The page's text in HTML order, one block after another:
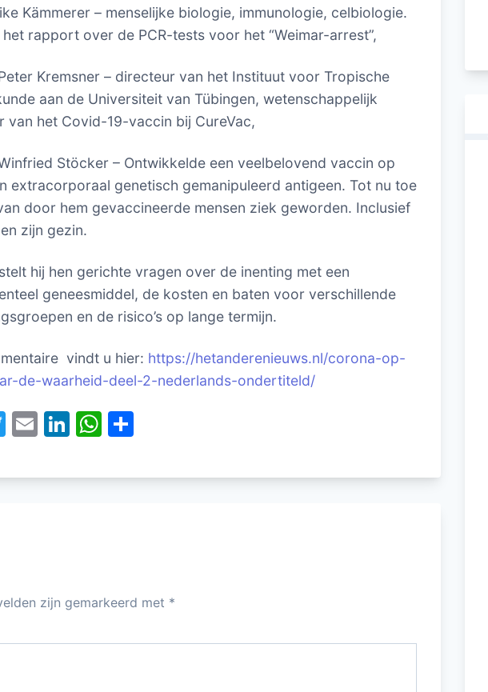
Kämmerer – menselijke biologie, immunologie, celbiologie.
rapport over de PCR-tests voor het “Weimar-arrest”,
Kremsner – directeur van het Instituut voor Tropische
aan de Universiteit van Tübingen, wetenschappelijk
van het Covid-19-vaccin bij CureVac,
Stöcker – Ontwikkelde een veelbelovend vaccin op
extracorporaal genetisch gemanipuleerd antigeen. Tot nu toe
door hem gevaccineerde mensen ziek geworden. Inclusief
zijn gezin.
hij hen gerichte vragen over de inenting met een
geneesmiddel, de kosten en baten voor verschillende
en de risico’s op lange termijn.
vindt u hier: https://hetanderenieuws.nl/corona-op-
de-waarheid-deel-2-nederlands-ondertiteld/
T
itt
E
ai
Li
k
W
at e
zijn gemarkeerd met *